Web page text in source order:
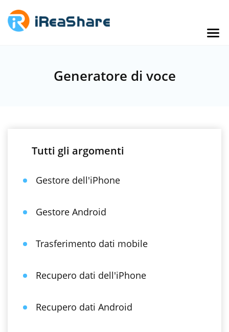
Generatore di voce
Tutti gli argomenti
Gestore dell'iPhone
Gestore Android
Trasferimento dati mobile
Recupero dati dell'iPhone
Recupero dati Android